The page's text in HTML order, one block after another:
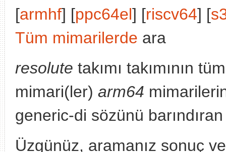
[armhf] [ppc64el] [riscv64] [
Tüm mimarilerde ara
resolute takımı takımının
mimari(ler) arm64
generic-di sözünü
Üzgünüz, aramanız sonuç